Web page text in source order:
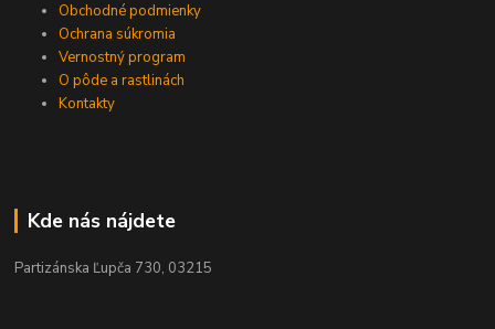
Obchodné podmienky
Ochrana súkromia
Vernostný program
O pôde a rastlinách
Kontakty
Kde nás nájdete
Partizánska Ľupča 730, 03215